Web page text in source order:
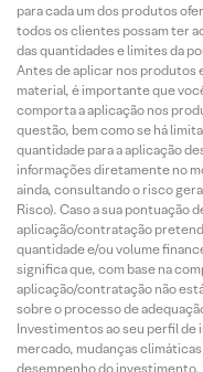
para cada um dos produtos
todos os clientes possam ter
das quantidades e limites da
Antes de aplicar nos
material, é importante que
comporta a aplicação nos
questão, bem como se há
quantidade para a aplicação
informações diretamente no
ainda, consultando o risco
Risco). Caso a sua pontuação
aplicação/contratação
quantidade e/ou volume
significa que, com base na
aplicação/contratação não
sobre o processo de
Investimentos ao seu perfil de
mercado, mudanças
desempenho do investimento.